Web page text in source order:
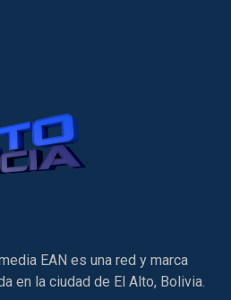
EAN es una red y marca
en la ciudad de El Alto, Bolivia.